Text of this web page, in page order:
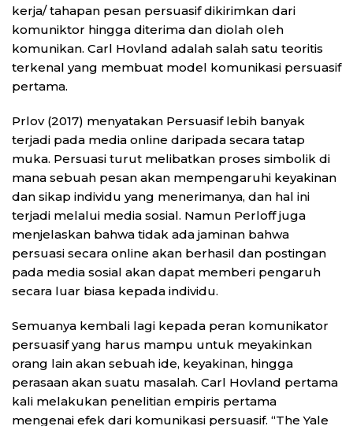
kerja/ tahapan pesan persuasif dikirimkan dari
komuniktor hingga diterima dan diolah oleh
komunikan. Carl Hovland adalah salah satu teoritis
terkenal yang membuat model komunikasi persuasif
pertama.
Prlov (2017) menyatakan Persuasif lebih banyak
terjadi pada media online daripada secara tatap
muka. Persuasi turut melibatkan proses simbolik di
mana sebuah pesan akan mempengaruhi keyakinan
dan sikap individu yang menerimanya, dan hal ini
terjadi melalui media sosial. Namun Perloff juga
menjelaskan bahwa tidak ada jaminan bahwa
persuasi secara online akan berhasil dan postingan
pada media sosial akan dapat memberi pengaruh
secara luar biasa kepada individu.
Semuanya kembali lagi kepada peran komunikator
persuasif yang harus mampu untuk meyakinkan
orang lain akan sebuah ide, keyakinan, hingga
perasaan akan suatu masalah. Carl Hovland pertama
kali melakukan penelitian empiris pertama
mengenai efek dari komunikasi persuasif. “The Yale